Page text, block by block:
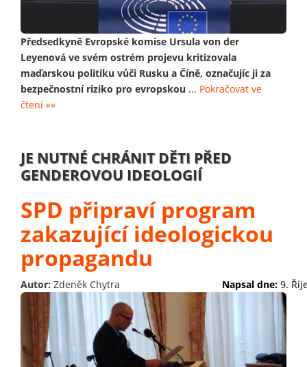
Předsedkyně Evropské komise Ursula von der
Leyenová ve svém ostrém projevu kritizovala
maďarskou politiku vůči Rusku a Číně, označujíc ji za
bezpečnostní riziko pro evropskou ... Pokračovat ve
čtení »»
JE NUTNÉ CHRÁNIT DĚTI PŘED
GENDEROVOU IDEOLOGIÍ
SPD připraví program
zakazující ideologickou
propagandu
Autor: Zdeněk Chytra Napsal dne: 9.